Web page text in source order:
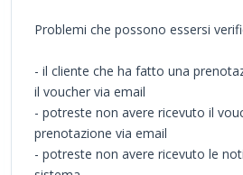
Problemi che possono essersi
- il cliente che ha fatto una
il voucher via email
- potreste non avere ricevuto il
prenotazione via email
- potreste non avere ricevuto le